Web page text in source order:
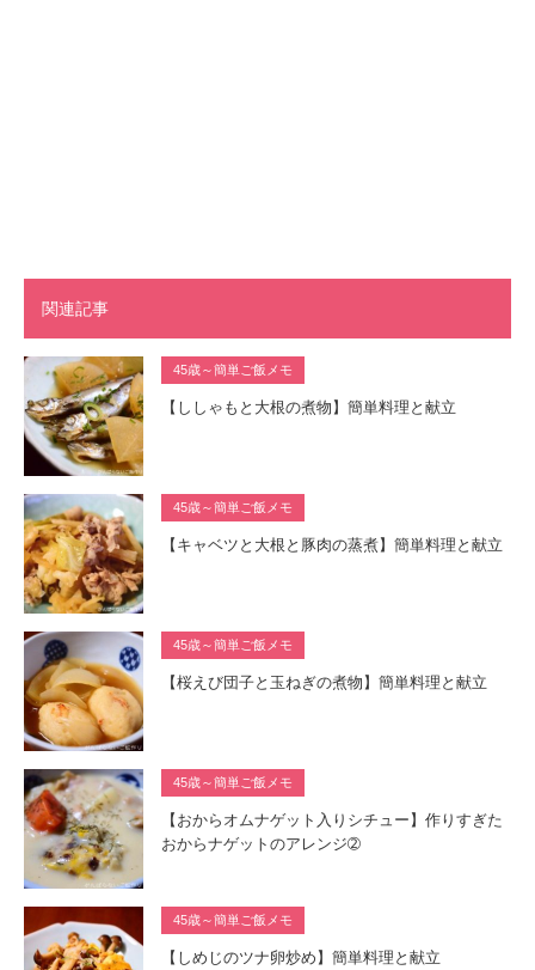
関連記事
45歳～簡単ご飯メモ
【ししゃもと大根の煮物】簡単料理と献立
45歳～簡単ご飯メモ
【キャベツと大根と豚肉の蒸煮】簡単料理と献立
45歳～簡単ご飯メモ
【桜えび団子と玉ねぎの煮物】簡単料理と献立
45歳～簡単ご飯メモ
【おからオムナゲット入りシチュー】作りすぎた
おからナゲットのアレンジ➁
45歳～簡単ご飯メモ
【しめじのツナ卵炒め】簡単料理と献立